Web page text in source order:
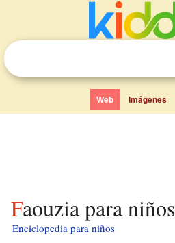
Web Imágenes
Faouzia para niños
Enciclopedia para niños